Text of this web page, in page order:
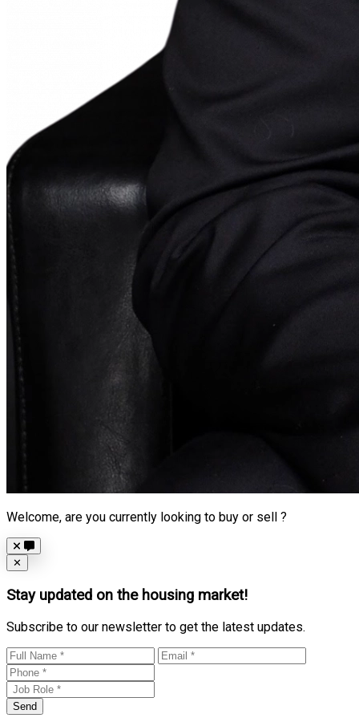
Welcome, are you currently looking to buy or sell ?
Close
✕
Stay updated on the housing market!
Subscribe to our newsletter to get the latest updates.
Send